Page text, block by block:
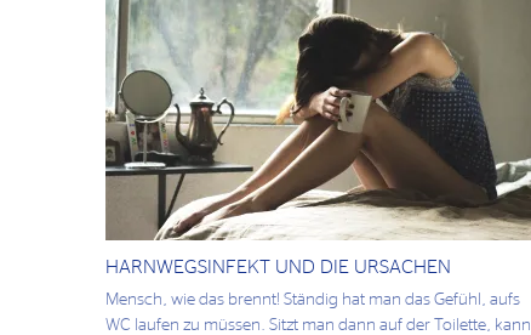
HARNWEGSINFEKT UND DIE URSACHEN
Mensch, wie das brennt! Ständig hat man das Gefühl, aufs
WC laufen zu müssen. Sitzt man dann auf der Toilette, kann